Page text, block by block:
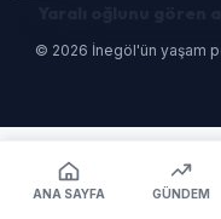
ANA SAYFA GÜNDEM
© 2026 İnegöl'ün yaşam